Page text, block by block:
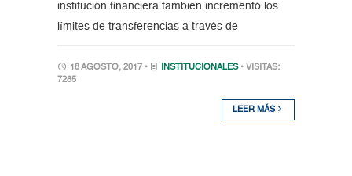
institución financiera también incrementó los
límites de transferencias a través de
18 AGOSTO, 2017 • INSTITUCIONALES • VISITAS:
7285
LEER MÁS